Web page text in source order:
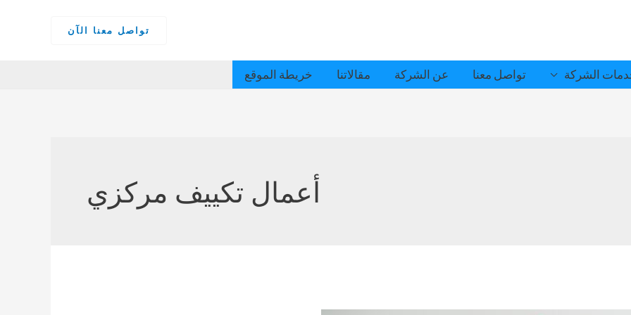
تواصل معنا الآن
الشركة تواصل معنا عن الشركة مقالاتنا خريطة الموقع
أعمال تكييف مركزي